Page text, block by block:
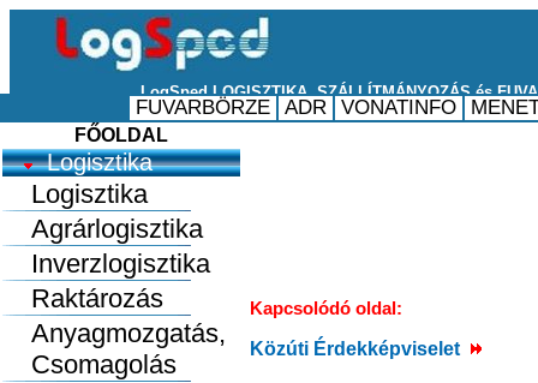
FŐOLDAL
Logisztika
Logisztika
Agrárlogisztika
Inverzlogisztika
Raktározás
Anyagmozgatás,
Csomagolás
Kapcsolódó oldal:
Közúti Érdekképviselet